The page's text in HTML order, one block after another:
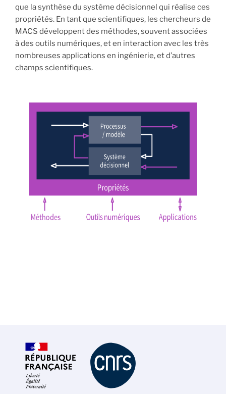
que la synthèse du système décisionnel qui réalise ces
propriétés. En tant que scientifiques, les chercheurs de
MACS développent des méthodes, souvent associées
à des outils numériques, et en interaction avec les très
nombreuses applications en ingénierie, et d’autres
champs scientifiques.